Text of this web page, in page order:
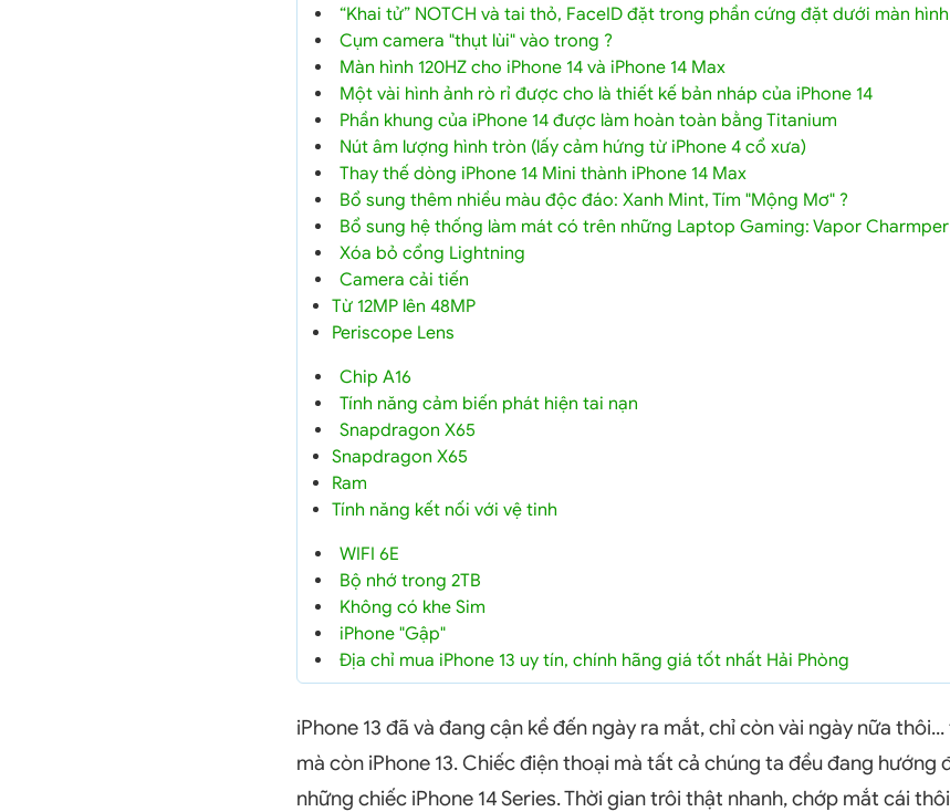
“Khai tử” NOTCH và tai thỏ, FaceID đặt trong phần cứng đặt dưới màn hình
Cụm camera "thụt lùi" vào trong ?
Màn hình 120HZ cho iPhone 14 và iPhone 14 Max
Một vài hình ảnh rò rỉ được cho là thiết kế bản nháp của iPhone 14
Phần khung của iPhone 14 được làm hoàn toàn bằng Titanium
Nút âm lượng hình tròn (lấy cảm hứng từ iPhone 4 cổ xưa)
Thay thế dòng iPhone 14 Mini thành iPhone 14 Max
Bổ sung thêm nhiều màu độc đáo: Xanh Mint, Tím "Mộng Mơ" ?
Bổ sung hệ thống làm mát có trên những Laptop Gaming: Vapor Charmper
Xóa bỏ cổng Lightning
Camera cải tiến
Từ 12MP lên 48MP
Periscope Lens
Chip A16
Tính năng cảm biến phát hiện tai nạn
Snapdragon X65
Snapdragon X65
Ram
Tính năng kết nối với vệ tinh
WIFI 6E
Bộ nhớ trong 2TB
Không có khe Sim
iPhone "Gập"
Địa chỉ mua iPhone 13 uy tín, chính hãng giá tốt nhất Hải Phòng
iPhone 13 đã và đang cận kề đến ngày ra mắt, chỉ còn vài ngày nữa
mà còn iPhone 13. Chiếc điện thoại mà tất cả chúng ta đều đang hướng
những chiếc iPhone 14 Series. Thời gian trôi thật nhanh, chớp mắt cái